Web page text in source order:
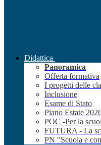
Didattica
Panoramica
Offerta formativa
I progetti delle
Inclusione
Esame di Stato
Piano Estate
POC -Per la
FUTURA - La
PN "Scuola e